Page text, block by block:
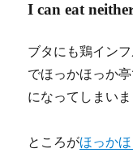
I can eat
ブタにも鶏イン
でほっかほっか
になってしまいま
ところがほっか